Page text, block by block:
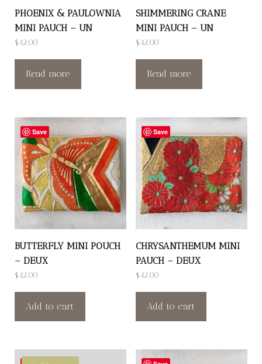
PHOENIX & PAULOWNIA
MINI PAUCH – UN
$42.00
Read more
SHIMMERING CRANE
MINI PAUCH – UN
$42.00
Read more
Save
BUTTERFLY MINI POUCH
– DEUX
$42.00
Add to cart
Save
CHRYSANTHEMUM MINI
PAUCH – DEUX
$42.00
Add to cart